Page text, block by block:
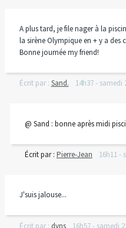
A plus tard, je file nager à la
la sirène Olympique en + y a des
Bonne journée my friend!
Écrit par : Sand. 14h37- samedi
@ Sand : bonne après midi
Écrit par : Pierre-Jean 16h11-
J'suis jalouse...
Écrit par : dyns 16h57- samedi